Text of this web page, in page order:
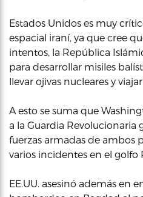
Estados Unidos es muy
espacial iraní, ya que cree
intentos, la República
para desarrollar misiles
llevar ojivas nucleares y
A esto se suma que
a la Guardia Revolucionaria
fuerzas armadas de ambos
varios incidentes en el golfo
EE.UU. asesinó además en